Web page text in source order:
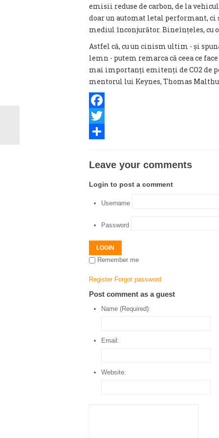
emisii reduse de carbon, de la
doar un automat letal performant, ci
mediul înconjurător. Bineînțeles, cu
Astfel că, cu un cinism ultim - și
lemn - putem remarca că ceea ce
mai importanți emitenți de CO2 de
mentorul lui Keynes, Thomas
Facebook
Twitter
Leave your comments
Login to post a comment
Username
Password
LOGIN
Remember me
Register Forgot password
Post comment as a guest
Name (Required):
Email:
Website: